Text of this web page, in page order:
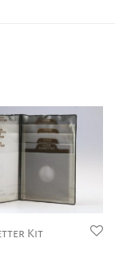
Kit